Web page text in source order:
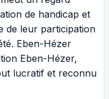
de handicap et
de leur participation
Eben-Hézer
Eben-Hézer,
lucratif et reconnu